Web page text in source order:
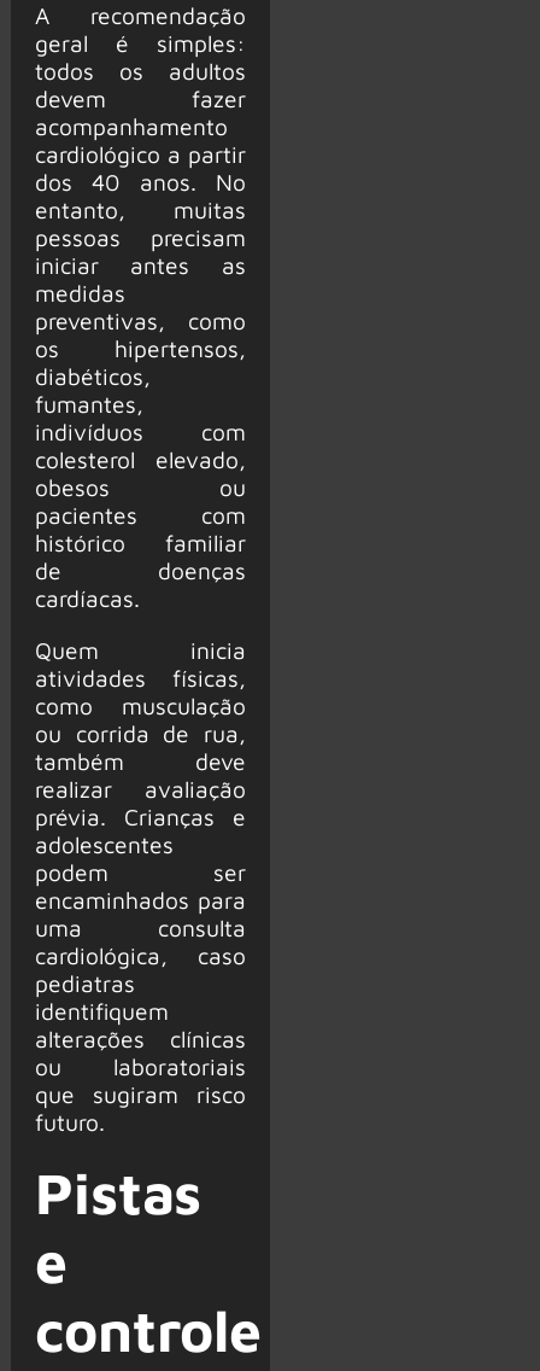
A recomendação
geral é simples:
todos os adultos
devem fazer
acompanhamento
cardiológico a partir
dos 40 anos. No
entanto, muitas
pessoas precisam
iniciar antes as
medidas
preventivas, como
os hipertensos,
diabéticos,
fumantes,
indivíduos com
colesterol elevado,
obesos ou
pacientes com
histórico familiar
de doenças
cardíacas.
Quem inicia
atividades físicas,
como musculação
ou corrida de rua,
também deve
realizar avaliação
prévia. Crianças e
adolescentes
podem ser
encaminhados para
uma consulta
cardiológica, caso
pediatras
identifiquem
alterações clínicas
ou laboratoriais
que sugiram risco
futuro.
Pistas
e
controle